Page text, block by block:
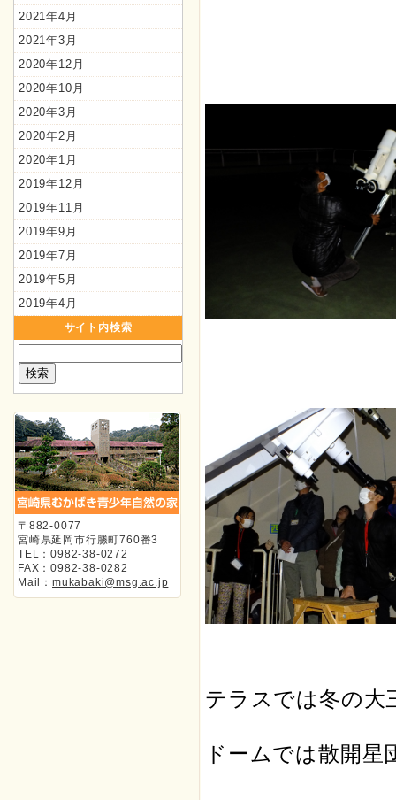
2021年4月
2021年3月
2020年12月
2020年10月
2020年3月
2020年2月
2020年1月
2019年12月
2019年11月
2019年9月
2019年7月
2019年5月
2019年4月
サイト内検索
〒882-0077
宮崎県延岡市行縢町760番3
TEL：0982-38-0272
FAX：0982-38-0282
Mail： mukabaki@msg.ac.jp
テラスでは冬の大
ドームでは散開